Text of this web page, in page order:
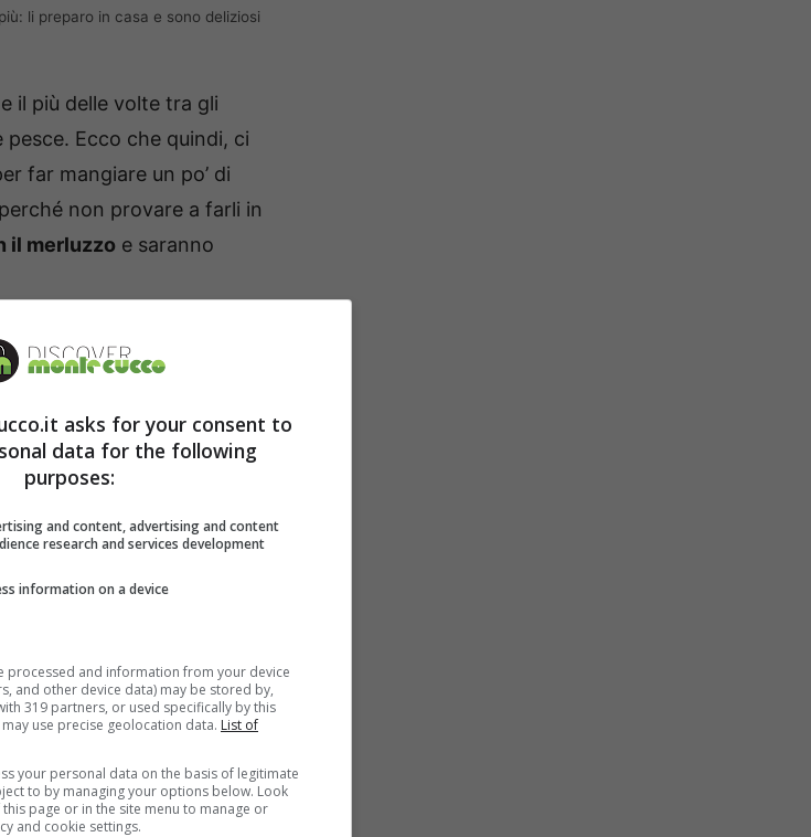
li preparo in casa e sono deliziosi
il più delle volte tra gli
Ecco che quindi, ci
far mangiare un po’ di
non provare a farli in
il merluzzo e saranno
il salmone sono
bastoncini di pesce.
un secondo piato sano e
ci vorrà davvero
asks for your consent to
data for the following
purposes:
and content, advertising and content
research and services development
information on a device
processed and information from your device
and other device data) may be stored by,
319 partners, or used specifically by this
use precise geolocation data. List of
your personal data on the basis of legitimate
to by managing your options below. Look
page or in the site menu to manage or
and cookie settings.